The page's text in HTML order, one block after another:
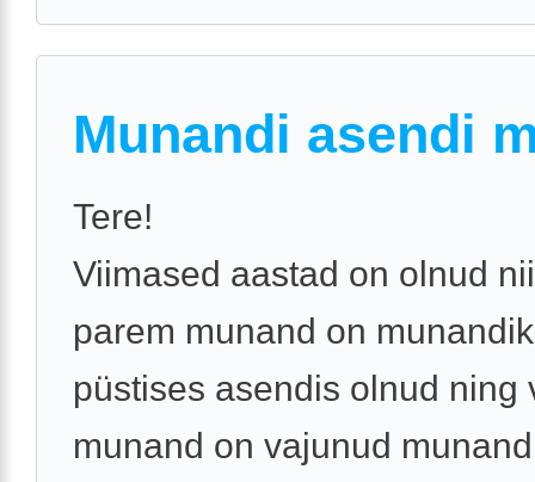
Munandi asendi
Tere!
Viimased aastad on olnud
parem munand on
püstises asendis olnud ning
munand on vajunud